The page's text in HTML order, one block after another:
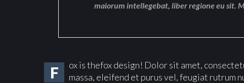
maiorum intellegebat, liber regione eu sit.
F
ox is thefox design! Dolor sit amet,
massa, eleifend et purus vel, feugiat rutrum